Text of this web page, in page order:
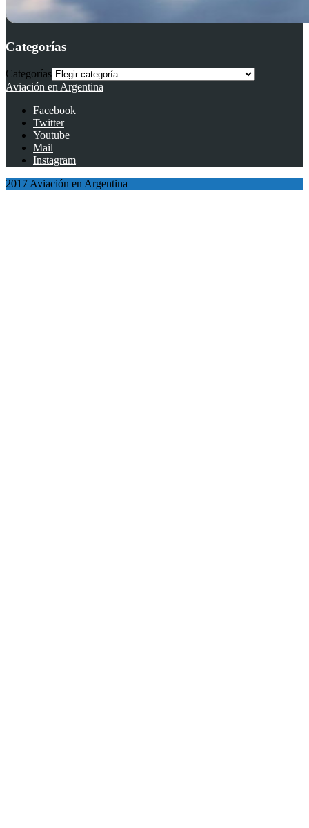
Categorías
Categorías
Aviación en Argentina
Facebook
Twitter
Youtube
Mail
Instagram
2017 Aviación en Argentina